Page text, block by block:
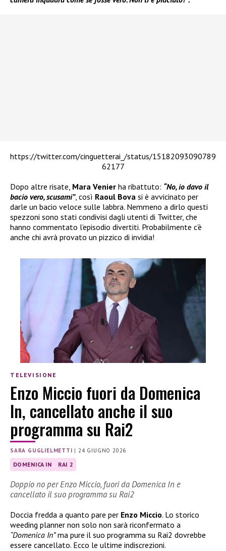
https://twitter.com/cinguetterai_/status/15182093090789
62177
Dopo altre risate, Mara Venier ha ribattuto: “No, io davo il
bacio vero, scusami”, così Raoul Bova si è avvicinato per
darle un bacio veloce sulle labbra. Nemmeno a dirlo questi
spezzoni sono stati condivisi dagli utenti di Twitter, che
hanno commentato l’episodio divertiti. Probabilmente c’è
anche chi avrà provato un pizzico di invidia!
TELEVISIONE
Enzo Miccio fuori da Domenica
In, cancellato anche il suo
programma su Rai2
SARA GUGLIELMETTI | 24 GIUGNO 2026
DOMENICA IN RAI 2
Doppio no per Enzo Miccio, fuori da Domenica In e
cancellato il suo programma su Rai2
Doccia fredda a quanto pare per Enzo Miccio. Lo storico
weeding planner non solo non sarà riconfermato a
“Domenica In”ma pure il suo programma su Rai2 dovrebbe
essere cancellato. Ecco le ultime indiscrezioni.